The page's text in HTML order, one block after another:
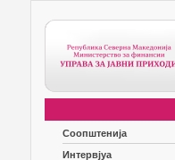
Соопштенија
Интервјуа